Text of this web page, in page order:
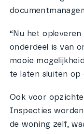
“Nu het
onderdeel is van
mooie
te laten sluiten op
Ook voor
Inspecties
de woning zelf,